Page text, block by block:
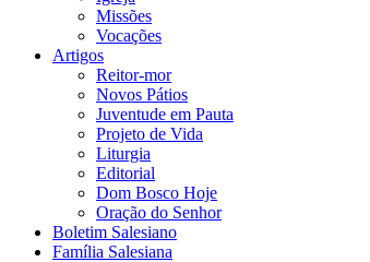
Missões
Vocações
Artigos
Reitor-mor
Novos Pátios
Juventude em Pauta
Projeto de Vida
Liturgia
Editorial
Dom Bosco Hoje
Oração do Senhor
Boletim Salesiano
Família Salesiana